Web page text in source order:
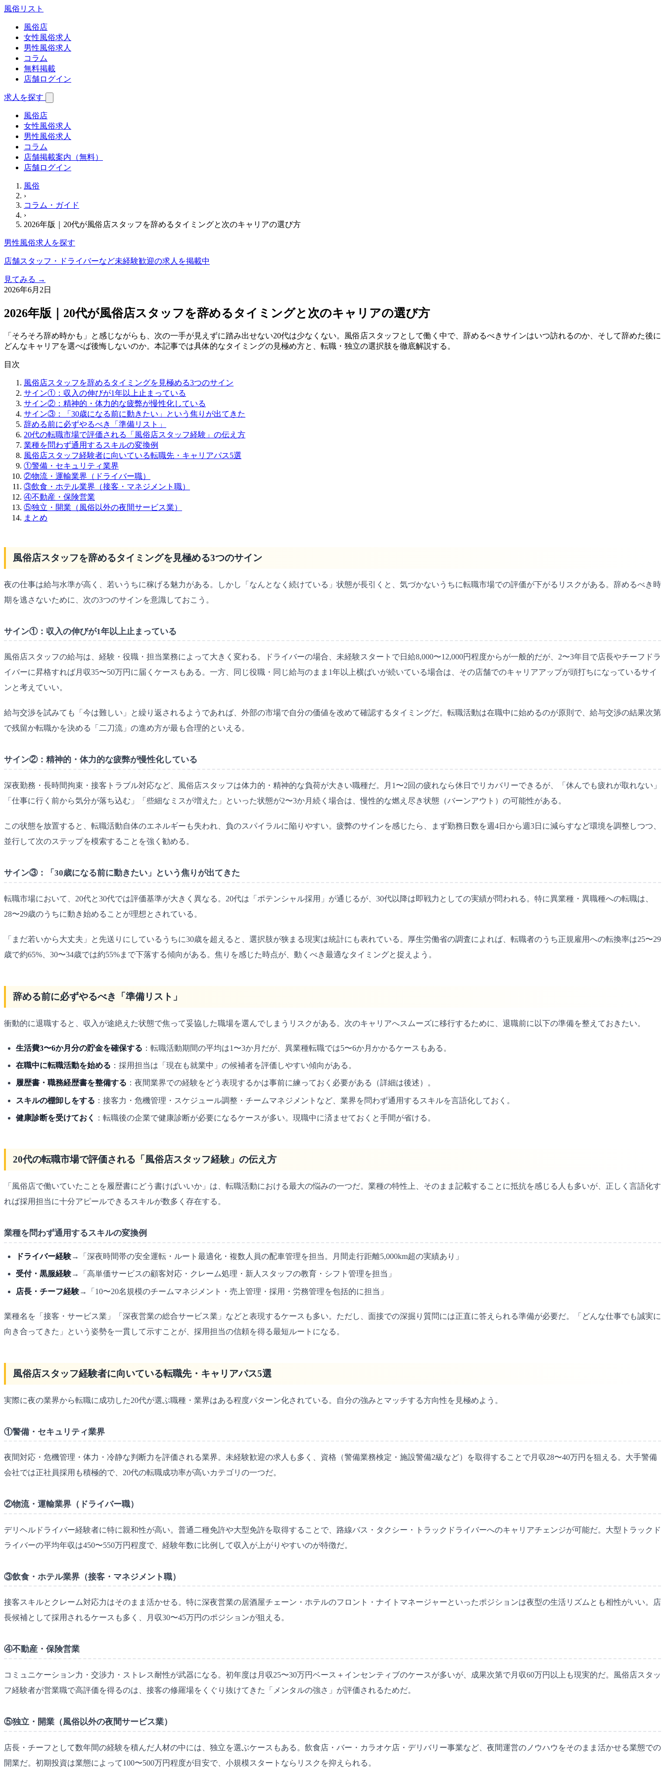
風俗 リスト
風俗店
女性風俗求人
男性風俗求人
コラム
無料掲載
店舗ログイン
求人を探す
風俗店
女性風俗求人
男性風俗求人
コラム
店舗掲載案内（無料）
店舗ログイン
風俗
›
コラム・ガイド
›
2026年版｜20代が風俗店スタッフを辞めるタイミングと次のキャリアの選び方
男性風俗求人を探す
店舗スタッフ・ドライバーなど未経験歓迎の求人を掲載中
見てみる →
2026年6月2日
2026年版｜20代が風俗店スタッフを辞めるタイミングと次のキャリアの選び方
「そろそろ辞め時かも」と感じながらも、次の一手が見えずに踏み出せない20代は少なくない。風俗店スタッフとして働く中で、辞めるべきサインはいつ訪れるのか、そして辞めた後に
どんなキャリアを選べば後悔しないのか。本記事では具体的なタイミングの見極め方と、転職・独立の選択肢を徹底解説する。
目次
風俗店スタッフを辞めるタイミングを見極める3つのサイン
サイン①：収入の伸びが1年以上止まっている
サイン②：精神的・体力的な疲弊が慢性化している
サイン③：「30歳になる前に動きたい」という焦りが出てきた
辞める前に必ずやるべき「準備リスト」
20代の転職市場で評価される「風俗店スタッフ経験」の伝え方
業種を問わず通用するスキルの変換例
風俗店スタッフ経験者に向いている転職先・キャリアパス5選
①警備・セキュリティ業界
②物流・運輸業界（ドライバー職）
③飲食・ホテル業界（接客・マネジメント職）
④不動産・保険営業
⑤独立・開業（風俗以外の夜間サービス業）
まとめ
風俗店スタッフを辞めるタイミングを見極める3つのサイン
夜の仕事は給与水準が高く、若いうちに稼げる魅力がある。しかし「なんとなく続けている」状態が長引くと、気づかないうちに転職市場での評価が下がるリスクがある。辞めるべき時
期を逃さないために、次の3つのサインを意識しておこう。
サイン①：収入の伸びが1年以上止まっている
風俗店スタッフの給与は、経験・役職・担当業務によって大きく変わる。ドライバーの場合、未経験スタートで日給8,000〜12,000円程度からが一般的だが、2〜3年目で店長やチーフドラ
イバーに昇格すれば月収35〜50万円に届くケースもある。一方、同じ役職・同じ給与のまま1年以上横ばいが続いている場合は、その店舗でのキャリアアップが頭打ちになっているサイ
ンと考えていい。
給与交渉を試みても「今は難しい」と繰り返されるようであれば、外部の市場で自分の価値を改めて確認するタイミングだ。転職活動は在職中に始めるのが原則で、給与交渉の結果次第
で残留か転職かを決める「二刀流」の進め方が最も合理的といえる。
サイン②：精神的・体力的な疲弊が慢性化している
深夜勤務・長時間拘束・接客トラブル対応など、風俗店スタッフは体力的・精神的な負荷が大きい職種だ。月1〜2回の疲れなら休日でリカバリーできるが、「休んでも疲れが取れない」
「仕事に行く前から気分が落ち込む」「些細なミスが増えた」といった状態が2〜3か月続く場合は、慢性的な燃え尽き状態（バーンアウト）の可能性がある。
この状態を放置すると、転職活動自体のエネルギーも失われ、負のスパイラルに陥りやすい。疲弊のサインを感じたら、まず勤務日数を週4日から週3日に減らすなど環境を調整しつつ、
並行して次のステップを模索することを強く勧める。
サイン③：「30歳になる前に動きたい」という焦りが出てきた
転職市場において、20代と30代では評価基準が大きく異なる。20代は「ポテンシャル採用」が通じるが、30代以降は即戦力としての実績が問われる。特に異業種・異職種への転職は、
28〜29歳のうちに動き始めることが理想とされている。
「まだ若いから大丈夫」と先送りにしているうちに30歳を超えると、選択肢が狭まる現実は統計にも表れている。厚生労働省の調査によれば、転職者のうち正規雇用への転換率は25〜29
歳で約65%、30〜34歳では約55%まで下落する傾向がある。焦りを感じた時点が、動くべき最適なタイミングと捉えよう。
辞める前に必ずやるべき「準備リスト」
衝動的に退職すると、収入が途絶えた状態で焦って妥協した職場を選んでしまうリスクがある。次のキャリアへスムーズに移行するために、退職前に以下の準備を整えておきたい。
生活費3〜6か月分の貯金を確保する ：転職活動期間の平均は1〜3か月だが、異業種転職では5〜6か月かかるケースもある。
在職中に転職活動を始める ：採用担当は「現在も就業中」の候補者を評価しやすい傾向がある。
履歴書・職務経歴書を整備する ：夜間業界での経験をどう表現するかは事前に練っておく必要がある（詳細は後述）。
スキルの棚卸しをする ：接客力・危機管理・スケジュール調整・チームマネジメントなど、業界を問わず通用するスキルを言語化しておく。
健康診断を受けておく ：転職後の企業で健康診断が必要になるケースが多い。現職中に済ませておくと手間が省ける。
20代の転職市場で評価される「風俗店スタッフ経験」の伝え方
「風俗店で働いていたことを履歴書にどう書けばいいか」は、転職活動における最大の悩みの一つだ。業種の特性上、そのまま記載することに抵抗を感じる人も多いが、正しく言語化す
れば採用担当に十分アピールできるスキルが数多く存在する。
業種を問わず通用するスキルの変換例
ドライバー経験→「深夜時間帯の安全運転・ルート最適化・複数人員の配車管理を担当。月間走行距離5,000km超の実績あり」
受付・黒服経験→「高単価サービスの顧客対応・クレーム処理・新人スタッフの教育・シフト管理を担当」
店長・チーフ経験→「10〜20名規模のチームマネジメント・売上管理・採用・労務管理を包括的に担当」
業種名を「接客・サービス業」「深夜営業の総合サービス業」などと表現するケースも多い。ただし、面接での深掘り質問には正直に答えられる準備が必要だ。「どんな仕事でも誠実に
向き合ってきた」という姿勢を一貫して示すことが、採用担当の信頼を得る最短ルートになる。
風俗店スタッフ経験者に向いている転職先・キャリアパス5選
実際に夜の業界から転職に成功した20代が選ぶ職種・業界はある程度パターン化されている。自分の強みとマッチする方向性を見極めよう。
①警備・セキュリティ業界
夜間対応・危機管理・体力・冷静な判断力を評価される業界。未経験歓迎の求人も多く、資格（警備業務検定・施設警備2級など）を取得することで月収28〜40万円を狙える。大手警備
会社では正社員採用も積極的で、20代の転職成功率が高いカテゴリの一つだ。
②物流・運輸業界（ドライバー職）
デリヘルドライバー経験者に特に親和性が高い。普通二種免許や大型免許を取得することで、路線バス・タクシー・トラックドライバーへのキャリアチェンジが可能だ。大型トラックド
ライバーの平均年収は450〜550万円程度で、経験年数に比例して収入が上がりやすいのが特徴だ。
③飲食・ホテル業界（接客・マネジメント職）
接客スキルとクレーム対応力はそのまま活かせる。特に深夜営業の居酒屋チェーン・ホテルのフロント・ナイトマネージャーといったポジションは夜型の生活リズムとも相性がいい。店
長候補として採用されるケースも多く、月収30〜45万円のポジションが狙える。
④不動産・保険営業
コミュニケーション力・交渉力・ストレス耐性が武器になる。初年度は月収25〜30万円ベース＋インセンティブのケースが多いが、成果次第で月収60万円以上も現実的だ。風俗店スタッ
フ経験者が営業職で高評価を得るのは、接客の修羅場をくぐり抜けてきた「メンタルの強さ」が評価されるためだ。
⑤独立・開業（風俗以外の夜間サービス業）
店長・チーフとして数年間の経験を積んだ人材の中には、独立を選ぶケースもある。飲食店・バー・カラオケ店・デリバリー事業など、夜間運営のノウハウをそのまま活かせる業態での
開業だ。初期投資は業態によって100〜500万円程度が目安で、小規模スタートならリスクを抑えられる。